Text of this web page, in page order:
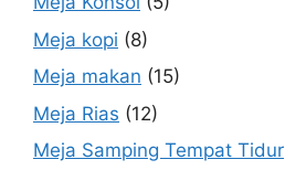
Meja kopi (8)
Meja makan (15)
Meja Rias (12)
Meja Samping Tempat Tidur